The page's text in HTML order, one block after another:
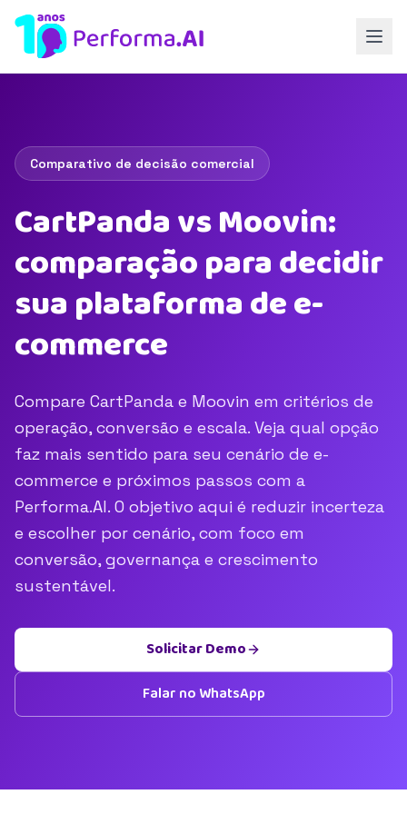
Comparativo de decisão comercial
CartPanda vs Moovin:
comparação para decidir
sua plataforma de e-
commerce
Compare CartPanda e Moovin em critérios de
operação, conversão e escala. Veja qual opção
faz mais sentido para seu cenário de e-
commerce e próximos passos com a
Performa.AI. O objetivo aqui é reduzir incerteza
e escolher por cenário, com foco em
conversão, governança e crescimento
sustentável.
Solicitar Demo
Falar no WhatsApp